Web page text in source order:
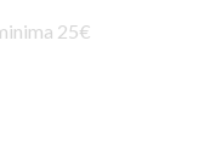
25€